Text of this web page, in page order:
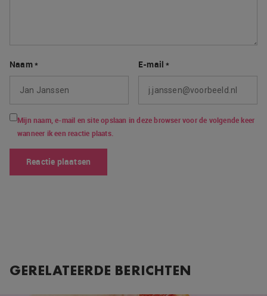
Naam* E-mail*
Mijn naam, e-mail en site opslaan in deze browser voor de volgende keer
wanneer ik een reactie plaats.
GERELATEERDE BERICHTEN